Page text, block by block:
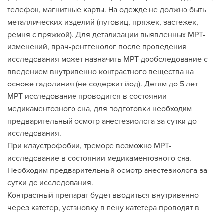
телефон, магнитные карты. На одежде не должно быть
металлических изделий (пуговиц, пряжек, застежек,
ремня с пряжкой). Для детализации выявленных МРТ-
изменений, врач-рентгенолог после проведения
исследования может назначить МРТ-дообследование с
введением внутривенно контрастного вещества на
основе гадолиния (не содержит йод). Детям до 5 лет
МРТ исследование проводится в состоянии
медикаментозного сна, для подготовки необходим
предварительный осмотр анестезиолога за сутки до
исследования.
При клаустрофобии, треморе возможно МРТ-
исследование в состоянии медикаментозного сна.
Необходим предварительный осмотр анестезиолога за
сутки до исследования.
Контрастный препарат будет вводиться внутривенно
через катетер, установку в вену катетера проводят в